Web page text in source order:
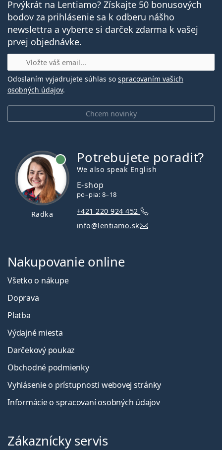
Prvýkrát na Lentiamo? Získajte 50 bonusových
bodov za prihlásenie sa k odberu nášho
newslettra a vyberte si darček zdarma k vašej
prvej objednávke.
E-mail
Chcem novinky
Odoslaním vyjadrujete súhlas so spracovaním vašich
osobných údajov.
Radka
Potrebujete poradiť?
We also speak English
E-shop
po–pia: 8–18
+421 220 924 452
info@lentiamo.sk
Nakupovanie online
Všetko o nákupe
Doprava
Platba
Výdajné miesta
Darčekový poukaz
Obchodné podmienky
Vyhlásenie o prístupnosti webovej stránky
Informácie o spracovaní osobných údajov
Zákaznícky servis